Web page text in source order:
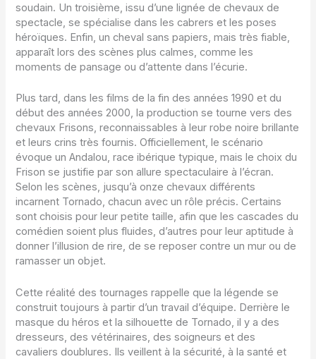
soudain. Un troisième, issu d’une lignée de chevaux de
spectacle, se spécialise dans les cabrers et les poses
héroïques. Enfin, un cheval sans papiers, mais très fiable,
apparaît lors des scènes plus calmes, comme les
moments de pansage ou d’attente dans l’écurie.
Plus tard, dans les films de la fin des années 1990 et du
début des années 2000, la production se tourne vers des
chevaux Frisons, reconnaissables à leur robe noire brillante
et leurs crins très fournis. Officiellement, le scénario
évoque un Andalou, race ibérique typique, mais le choix du
Frison se justifie par son allure spectaculaire à l’écran.
Selon les scènes, jusqu’à onze chevaux différents
incarnent Tornado, chacun avec un rôle précis. Certains
sont choisis pour leur petite taille, afin que les cascades du
comédien soient plus fluides, d’autres pour leur aptitude à
donner l’illusion de rire, de se reposer contre un mur ou de
ramasser un objet.
Cette réalité des tournages rappelle que la légende se
construit toujours à partir d’un travail d’équipe. Derrière le
masque du héros et la silhouette de Tornado, il y a des
dresseurs, des vétérinaires, des soigneurs et des
cavaliers doublures. Ils veillent à la sécurité, à la santé et